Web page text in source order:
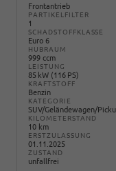
Frontantrieb
PARTIKELFILTER
1
SCHADSTOFFKLASSE
Euro 6
HUBRAUM
999 ccm
LEISTUNG
85 kW (116 PS)
KRAFTSTOFF
Benzin
KATEGORIE
SUV/Geländewagen/
KILOMETERSTAND
10 km
ERSTZULASSUNG
01.11.2025
ZUSTAND
unfallfrei